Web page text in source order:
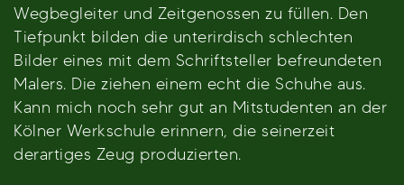
Wegbegleiter und Zeitgenossen zu füllen. Den
Tiefpunkt bilden die unterirdisch schlechten
Bilder eines mit dem Schriftsteller befreundeten
Malers. Die ziehen einem echt die Schuhe aus.
Kann mich noch sehr gut an Mitstudenten an der
Kölner Werkschule erinnern, die seinerzeit
derartiges Zeug produzierten.